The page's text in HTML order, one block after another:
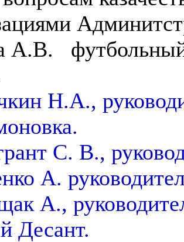
А.В.
Н.А.,
С. В.,
А.
А.,
Десант.